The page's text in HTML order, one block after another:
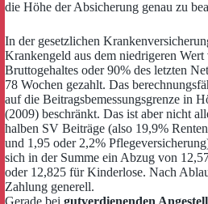
die Höhe der Absicherung genau zu
In der gesetzlichen
Krankengeld aus dem niedrigeren Wert
Bruttogehaltes oder 90% des letzten
78 Wochen gezahlt. Das
auf die Beitragsbemessungsgrenze in
(2009) beschränkt. Das ist aber nicht
halben SV Beiträge (also 19,9%
und 1,95 oder 2,2%
sich in der Summe ein Abzug von
oder 12,825 für Kinderlose. Nach
Zahlung generell.
Gerade bei gutverdienenden